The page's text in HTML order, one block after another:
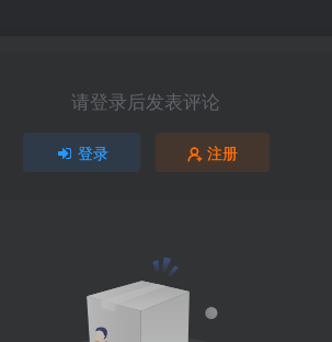
请登录后发表评论
登录 注册